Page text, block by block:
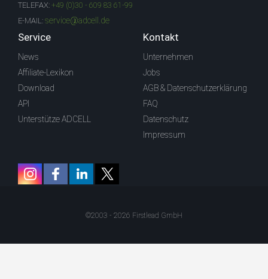
TELEFAX: +49 (0)30 - 609 83 61-99
E-MAIL: service@adcell.de
Service
News
Affiliate-Lexikon
Download
API
Unterstütze ADCELL
Kontakt
Unternehmen
Jobs
AGB & Datenschutzerklärung
FAQ
Datenschutz
Impressum
©2003 - 2026 Firstlead GmbH